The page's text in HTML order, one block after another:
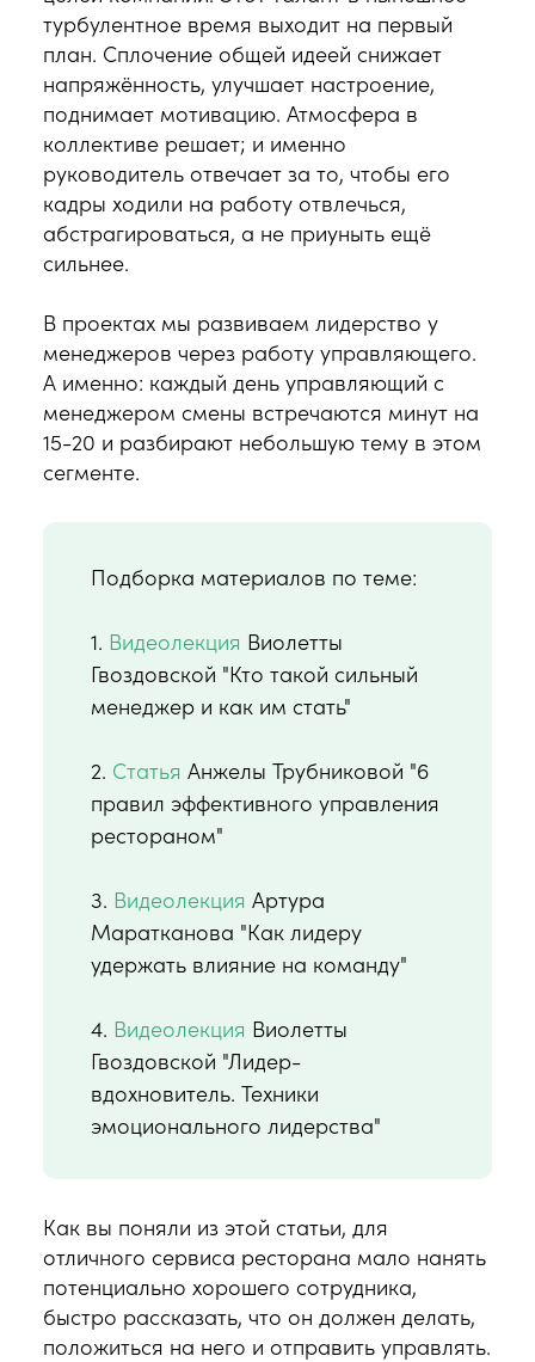
турбулентное время выходит на первый
план. Сплочение общей идеей снижает
напряжённость, улучшает настроение,
поднимает мотивацию. Атмосфера в
коллективе решает; и именно
руководитель отвечает за то, чтобы его
кадры ходили на работу отвлечься,
абстрагироваться, а не приуныть ещё
сильнее.
В проектах мы развиваем лидерство у
менеджеров через работу управляющего.
А именно: каждый день управляющий с
менеджером смены встречаются минут на
15-20 и разбирают небольшую тему в этом
сегменте.
Подборка материалов по теме:
1. Видеолекция Виолетты
Гвоздовской "Кто такой сильный
менеджер и как им стать"
2. Статья Анжелы Трубниковой "6
правил эффективного управления
рестораном"
3. Видеолекция Артура
Маратканова "Как лидеру
удержать влияние на команду"
4. Видеолекция Виолетты
Гвоздовской "Лидер-
вдохновитель. Техники
эмоционального лидерства"
Как вы поняли из этой статьи, для
отличного сервиса ресторана мало нанять
потенциально хорошего сотрудника,
быстро рассказать, что он должен делать,
положиться на него и отправить управлять.